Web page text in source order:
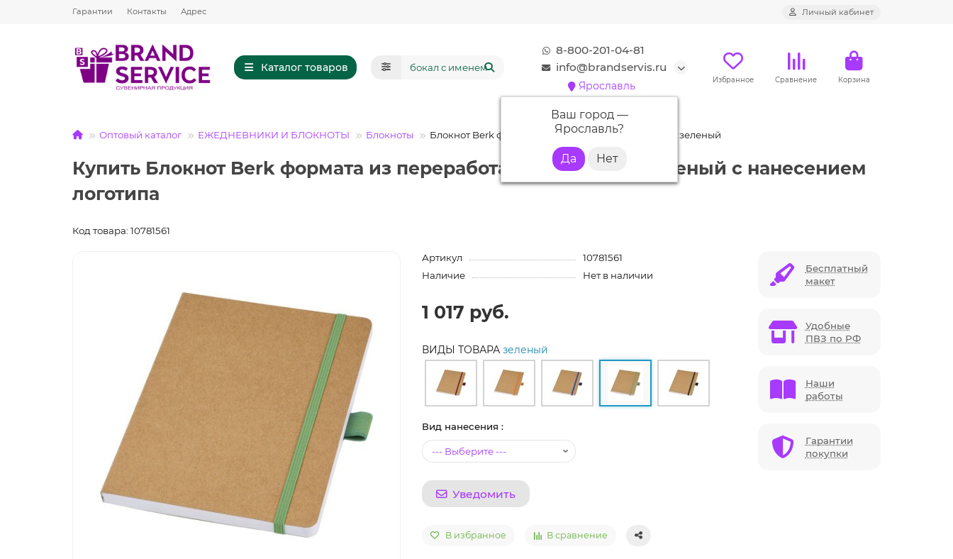
Гарантии Контакты Адрес Личный кабинет
Каталог товаров
8-800-201-04-81
info@brandservis.ru
Ярославль
Ваш город —
Ярославль?
Избранное Сравнение Корзина
Оптовый каталог ЕЖЕДНЕВНИКИ И БЛОКНОТЫ Блокноты Блокнот Berk формата из переработанной бумаги, зеленый
Купить Блокнот Berk формата из переработанной бумаги, зеленый с нанесением
логотипа
Код товара: 10781561
Артикул
10781561
Наличие
Нет в наличии
1 017 руб.
ВИДЫ ТОВАРАзеленый
Вид нанесения :
Уведомить
В избранное В сравнение
Бесплатный
макет
Удобные
ПВЗ по РФ
Наши
работы
Гарантии
покупки